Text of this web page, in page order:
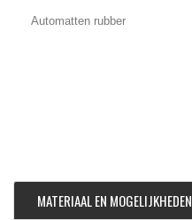
Automatten rubber
MATERIAAL EN MOGELIJKHEDEN